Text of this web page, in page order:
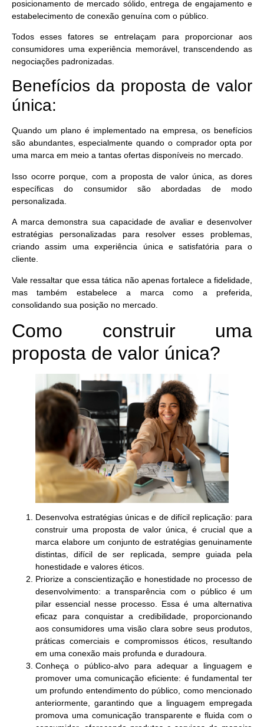
posicionamento de mercado sólido, entrega de engajamento e
estabelecimento de conexão genuína com o público.
Todos esses fatores se entrelaçam para proporcionar aos
consumidores uma experiência memorável, transcendendo as
negociações padronizadas.
Benefícios da proposta de valor
única:
Quando um plano é implementado na empresa, os benefícios
são abundantes, especialmente quando o comprador opta por
uma marca em meio a tantas ofertas disponíveis no mercado.
Isso ocorre porque, com a proposta de valor única, as dores
específicas do consumidor são abordadas de modo
personalizada.
A marca demonstra sua capacidade de avaliar e desenvolver
estratégias personalizadaspara resolver esses problemas,
criando assim uma experiência única e satisfatória para o
cliente.
Vale ressaltar que essa tática não apenas fortalece a fidelidade,
mas também estabelece a marca como a preferida
consolidando sua posição no mercado.
Como construir uma
proposta de valor única?
Desenvolva estratégias únicas e de difícil replicação: para
construir uma proposta de valor única, é crucial que a
marca elabore um conjunto de estratégias genuinamente
distintas, difícil de ser replicada, sempre guiada pela
honestidade e valores éticos.
Priorize a conscientização e honestidade no processo de
desenvolvimento: a transparência com o público é um
pilar essencial nesse processo. Essa é uma alternativa
eficaz para conquistar a credibilidade, proporcionando
aos consumidores uma visão clara sobre seus produtos,
práticas comerciais e compromissos éticos, resultando
em uma conexão mais profunda e duradoura.
Conheça o público-alvo para adequar a linguagem e
promover uma comunicação eficiente: é fundamental ter
um profundo entendimento do público, como mencionado
anteriormente, garantindo que a linguagem empregada
promova uma comunicação transparente e fluida com o